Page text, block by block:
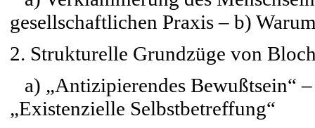
gesellschaftlichen Praxis – b)
2. Strukturelle Grundzüge von
a) „Antizipierendes Bewußtsein“
„Existenzielle Selbstbetreffung“